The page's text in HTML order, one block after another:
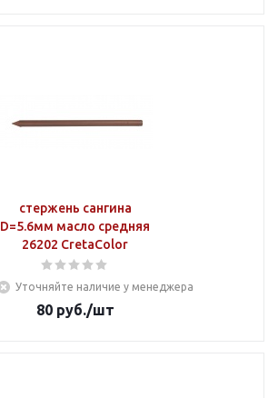
стержень сангина
D=5.6мм масло средняя
26202 CretaColor
Уточняйте наличие у менеджера
80руб./шт